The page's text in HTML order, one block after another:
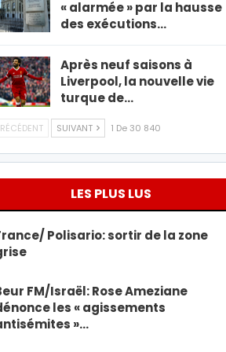
« alarmée » par la hausse
des exécutions…
Après neuf saisons à
Liverpool, la nouvelle vie
turque de…
SUIVANT 1 De 30 840
LES PLUS LUS
Polisario: sortir de la zone
FM/Israël: Rose Ameziane
les « agissements
»…